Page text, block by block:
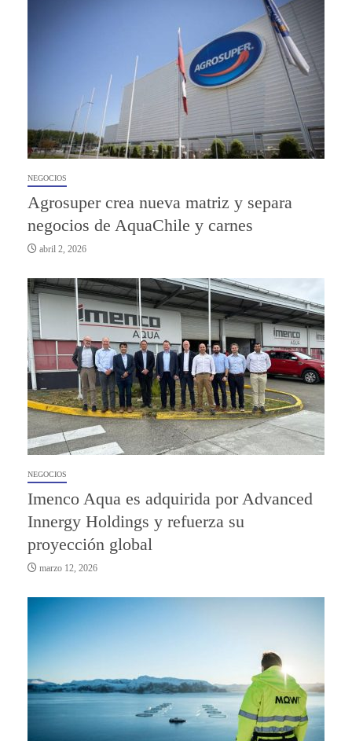
NEGOCIOS
Agrosuper crea nueva matriz y separa
negocios de AquaChile y carnes
abril 2, 2026
NEGOCIOS
Imenco Aqua es adquirida por Advanced
Innergy Holdings y refuerza su
proyección global
marzo 12, 2026